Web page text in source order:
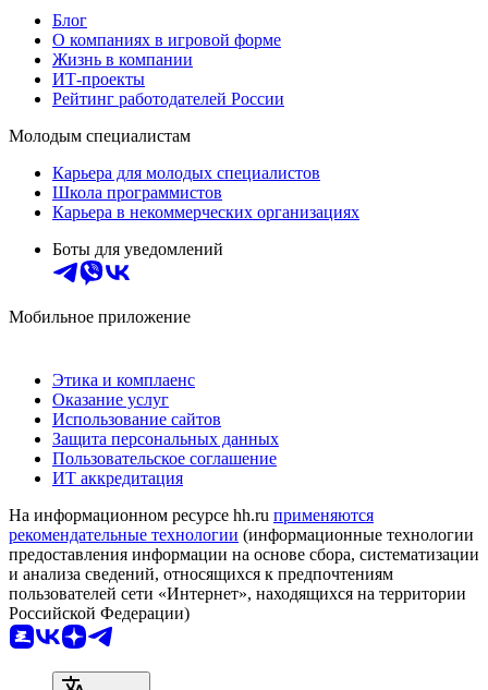
Блог
О компаниях в игровой форме
Жизнь в компании
ИТ-проекты
Рейтинг работодателей России
Молодым специалистам
Карьера для молодых специалистов
Школа программистов
Карьера в некоммерческих организациях
Боты для уведомлений
Мобильное приложение
Этика и комплаенс
Оказание услуг
Использование сайтов
Защита персональных данных
Пользовательское соглашение
ИТ аккредитация
На информационном ресурсе hh.ru применяются
рекомендательные технологии (информационные технологии
предоставления информации на основе сбора, систематизации
и анализа сведений, относящихся к предпочтениям
пользователей сети «Интернет», находящихся на территории
Российской Федерации)